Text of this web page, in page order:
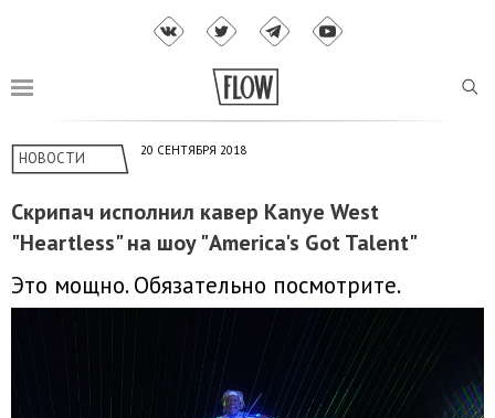
НОВОСТИ 20 СЕНТЯБРЯ 2018
Скрипач исполнил кавер Kanye West
"Heartless" на шоу "America's Got Talent"
Это мощно. Обязательно посмотрите.